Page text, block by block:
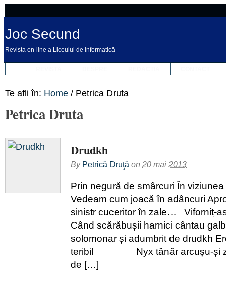
Joc Secund
Revista on-line a Liceului de Informatică
Te afli în: Home / Petrica Druta
Petrica Druta
Drudkh
By Petrică Druţă on 20 mai 2013
Prin negură de smârcuri În
Vedeam cum joacă în adâncuri
sinistr cuceritor în zale… Viforniț-
Când scărăbușii harnici cântau
solomonar și adumbrit de drudkh
teribil Nyx tânăr arcușu-și
de […]